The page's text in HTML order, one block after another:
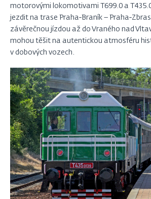
motorovými lokomotivami T699.0 a
jezdit na trase Praha‑Braník –
závěrečnou jízdou až do Vraného nad
mohou těšit na autentickou atmosféru
v dobových vozech.